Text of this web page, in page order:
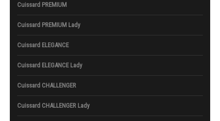
Cuissard PREMIUM
Cuissard PREMIUM Lady
Cuissard ELEGANCE
Cuissard ELEGANCE Lady
Cuissard CHALLENGER
Cuissard CHALLENGER Lady